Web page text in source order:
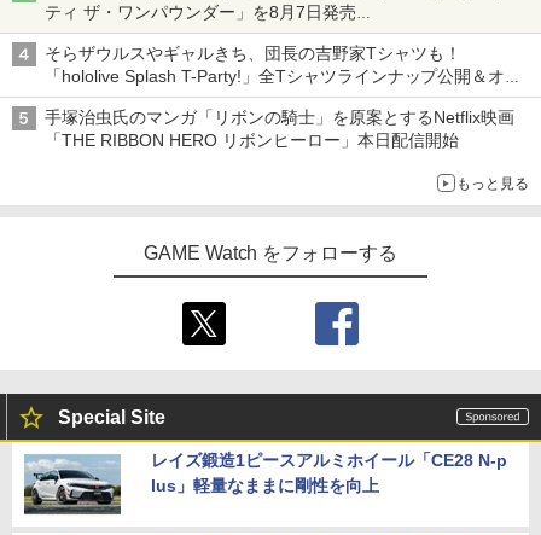
ティ ザ・ワンパウンダー」を8月7日発売
「特製ガーリックマヨソース」を使用した超大型チーズバーガー
そらザウルスやギャルきち、団長の吉野家Tシャツも！
「hololive Splash T-Party!」全Tシャツラインナップ公開＆オン
ライン販売開始
手塚治虫氏のマンガ「リボンの騎士」を原案とするNetflix映画
「THE RIBBON HERO リボンヒーロー」本日配信開始
もっと見る
GAME Watch をフォローする
Special Site
レイズ鍛造1ピースアルミホイール「CE28 N-p
lus」軽量なままに剛性を向上